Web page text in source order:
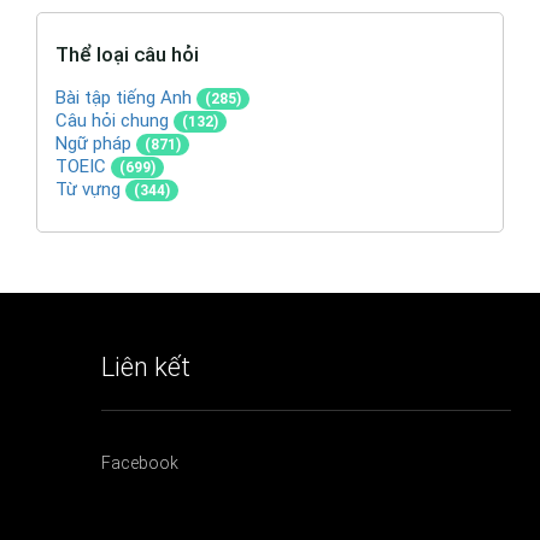
Thể loại câu hỏi
Bài tập tiếng Anh (285)
Câu hỏi chung (132)
Ngữ pháp (871)
TOEIC (699)
Từ vựng (344)
Liên kết
Facebook